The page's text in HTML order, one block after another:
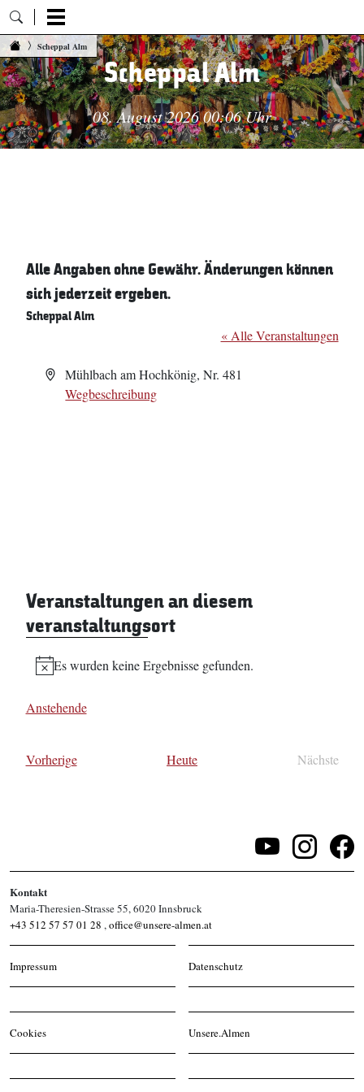
Zum Inhalt springen
Scheppal Alm
Scheppal Alm
08. August 2026 00:06 Uhr
Alle Angaben ohne Gewähr. Änderungen können
sich jederzeit ergeben.
Scheppal Alm
« Alle Veranstaltungen
AdresseMühlbach am Hochkönig, Nr. 481
Wegbeschreibung
Veranstaltungen an diesem
veranstaltungsort
Hinweis
Es wurden keine Ergebnisse gefunden.
Anstehende
VorherigeVeranstaltungen Heute
Nächste
Kontakt
Maria-Theresien-Strasse 55, 6020 Innsbruck
+43 512 57 57 01 28 ,office@unsere-almen.at
Impressum Datenschutz
Cookies Unsere.Almen